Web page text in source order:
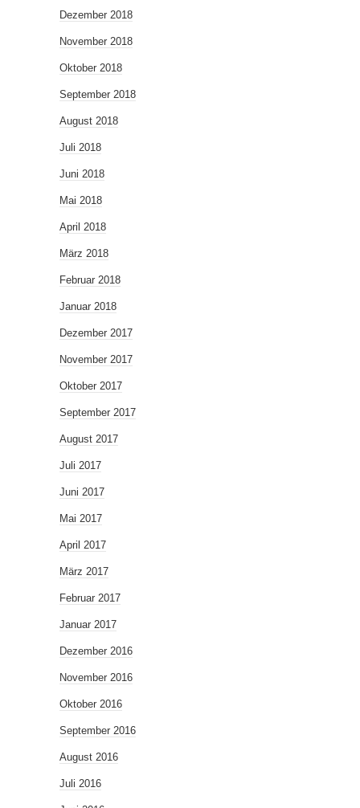
Dezember 2018
November 2018
Oktober 2018
September 2018
August 2018
Juli 2018
Juni 2018
Mai 2018
April 2018
März 2018
Februar 2018
Januar 2018
Dezember 2017
November 2017
Oktober 2017
September 2017
August 2017
Juli 2017
Juni 2017
Mai 2017
April 2017
März 2017
Februar 2017
Januar 2017
Dezember 2016
November 2016
Oktober 2016
September 2016
August 2016
Juli 2016